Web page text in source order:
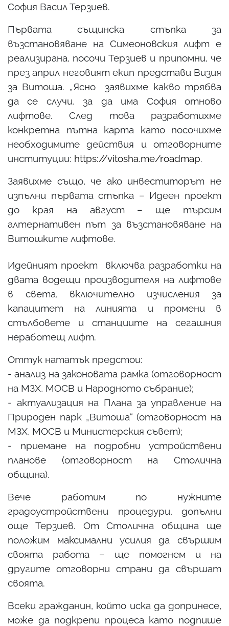
София Васил Терзиев.
Първата същинска стъпка за
възстановяване на Симеоновския лифт е
реализирана, посочи Терзиев и припомни, че
през април неговият екип представи Визия
за Витоша. „Ясно заявихме какво трябва
да се случи, за да има София отново
лифтове. След това разработихме
конкретна пътна карта като посочихме
необходимите действия и отговорните
институции: https://vitosha.me/roadmap.
Заявихме също, че ако инвеститорът не
изпълни първата стъпка – Идеен проект
до края на август – ще търсим
алтернативен път за възстановяване на
Витошките лифтове.
Идейният проект включва разработки на
двата водещи производителя на лифтове
в света, включително изчисления за
капацитет на линията и промени в
стълбовете и станциите на сегашния
неработещ лифт.
Оттук нататък предстои:
- анализ на законовата рамка (отговорност
на МЗХ, МОСВ и Народното събрание);
- актуализация на Плана за управление на
Природен парк „Витоша“ (отговорност на
МЗХ, МОСВ и Министерския съвет);
- приемане на подробни устройствени
планове (отговорност на Столична
община).
Вече работим по нужните
градоустройствени процедури, допълни
още Терзиев. От Столична община ще
положим максимални усилия да свършим
своята работа – ще помогнем и на
другите отговорни страни да свършат
своята.
Всеки гражданин, който иска да допринесе,
може да подкрепи процеса като подпише